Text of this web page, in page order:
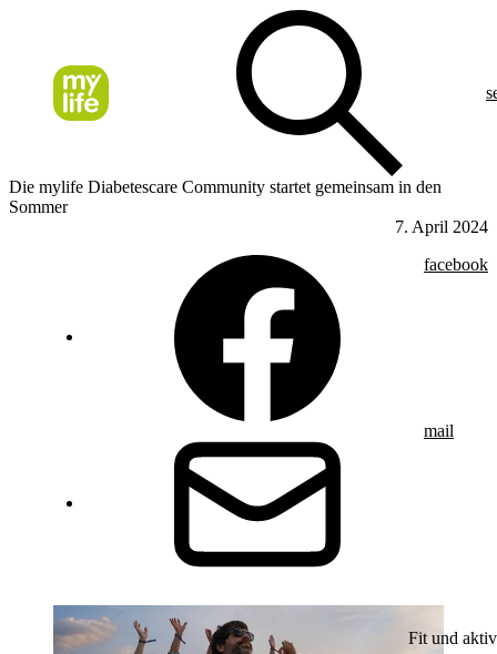
Die mylife Diabetescare Community startet gemeinsam in den
Sommer
7. April 2024
facebook
mail
Fit und aktiv